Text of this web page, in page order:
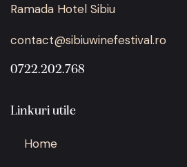
Ramada Hotel Sibiu
contact@sibiuwinefestival.ro
0722.202.768
Linkuri utile
Home